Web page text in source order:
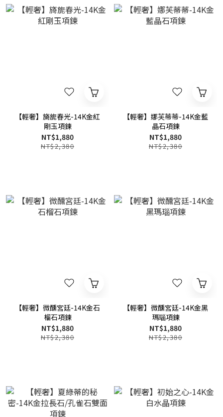
【輕奢】旖旎春光-14K金紅
剛玉項鍊
NT$1,880
NT$2,380
【輕奢】娜芙蒂蒂-14K金藍
晶石項鍊
NT$1,880
NT$2,380
【輕奢】微醺宮廷-14K金石
榴石項鍊
NT$1,880
NT$2,380
【輕奢】微醺宮廷-14K金黑
瑪瑙項鍊
NT$1,880
NT$2,380